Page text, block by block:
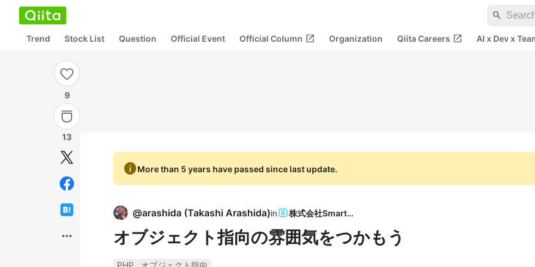
search
Trend Stock List Question Official Event Official Column open_in_new Organization Qiita Careers open_in_new AI x Dev x
9
13
more_horiz
infoMore than 5 years have passed since last update.
@arashida (Takashi Arashida)in 株式会社SmartHR
オブジェクト指向の雰囲気をつかもう
PHP
オブジェクト指向